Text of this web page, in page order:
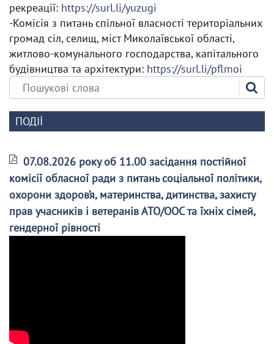
рекреації: https://surl.li/yuzugi
-Комісія з питань спільної власності територіальних
громад сіл, селищ, міст Миколаївської області,
житлово-комунального господарства, капітального
будівництва та архітектури: https://surl.li/pflmoi
ПОДІЇ
07.08.2026 року об 11.00 засідання постійної
комісії обласної ради з питань соціальної політики,
охорони здоров’я, материнства, дитинства, захисту
прав учасників і ветеранів АТО/ООС та їхніх сімей,
гендерної рівності